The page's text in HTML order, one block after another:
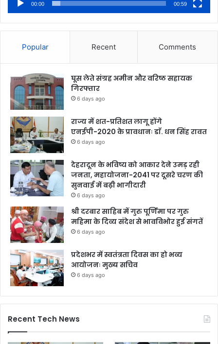
00:00 00:59
Popular Recent Comments
घूस लेते संग्रह अमीन और वरिष्ठ सहायक
गिरफ्तार
6 days ago
राज्य में शत-प्रतिशत लागू होंगे
एनईपी-2020 के प्रावधानः डाॅ. धन सिंह रावत
6 days ago
देहरादून के भविष्य को आकार देने उमड़ रही
जनता, महायोजना-2041 पर दूसरे चरण की
सुनवाई में बढ़ी भागीदारी
6 days ago
श्री दरबार साहिब में गुरु पूर्णिमा पर गुरु
महिमा के दिव्य संदेश से भावविभोर हुई संगतें
6 days ago
प्रदेशभर में स्वतंत्रता दिवस का हो भव्य
आयोजनः मुख्य सचिव
6 days ago
Recent Tech News